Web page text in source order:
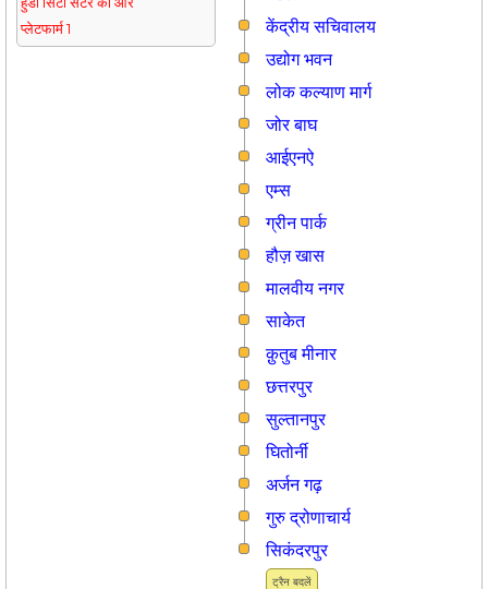
प्लेटफार्म 1
केंद्रीय सचिवालय
उद्योग भवन
लोक कल्याण मार्ग
जोर बाघ
आईएनऐ
एम्स
ग्रीन पार्क
हौज़ खास
मालवीय नगर
साकेत
क़ुतुब मीनार
छत्तरपुर
सुल्तानपुर
घितोर्नी
अर्जन गढ़
गुरु द्रोणाचार्य
ट्रैन बदलें
सिकंदरपुर